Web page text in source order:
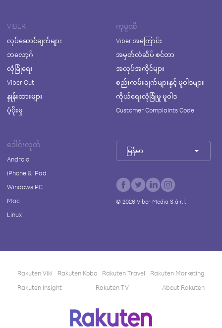
VIBER
လုပ်ဆောင်ချက်များ
ဘလော့ဂ်
လုံခြုံရေး
Viber Out
နှုန်းထားများ
ပံ့ပိုးမှု
ကုမ္ပဏီ
Viber အကြောင်း
အမှတ်တံဆိပ် စင်တာ
အလုပ်အကိုင်များ
စည်းကမ်းချက်များနှင့် မူဝါဒများ
ကိုယ်ရေးလုံခြုံမှု မူဝါဒ
Customer Complaints Code
ဒေါင်းလုတ်
Android
iPhone & iPad
Windows PC
Mac
Linux
မြန်မာ
© 2026Viber Media S.à r.l.
Rakuten Viki Rakuten Kobo Rakuten Travel
Rakuten Marketing
Rakuten Insight
Rakuten TV About Rakuten